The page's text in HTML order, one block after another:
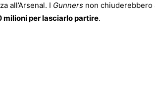
all’Arsenal. I Gunners non chiuderebbero
milioni per lasciarlo partire.